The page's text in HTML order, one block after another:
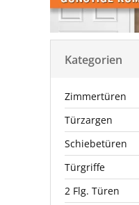
Kategorien
Zimmertüren
Türzargen
Schiebetüren
Türgriffe
2 Flg. Türen